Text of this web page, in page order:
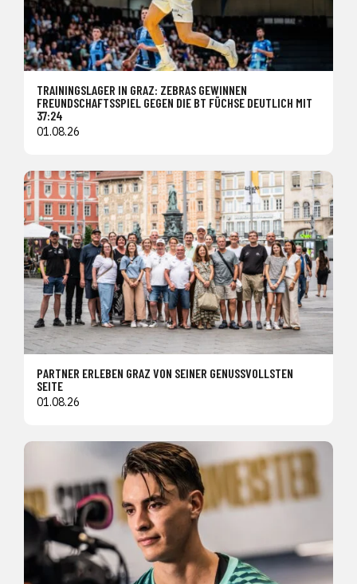
TRAININGSLAGER IN GRAZ: ZEBRAS GEWINNEN
FREUNDSCHAFTSSPIEL GEGEN DIE BT FÜCHSE DEUTLICH MIT
37:24
01.08.26
PARTNER ERLEBEN GRAZ VON SEINER GENUSSVOLLSTEN
SEITE
01.08.26